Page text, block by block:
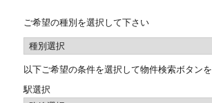
ご希望の種別を選択して下さい
以下ご希望の条件を選択して物件検索ボタン
駅選択